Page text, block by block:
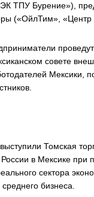
ТПУ Бурение»),
(«ОйлТим», «Центр
совете
Мексики,
Томская
в Мексике при
сектора
бизнеса.